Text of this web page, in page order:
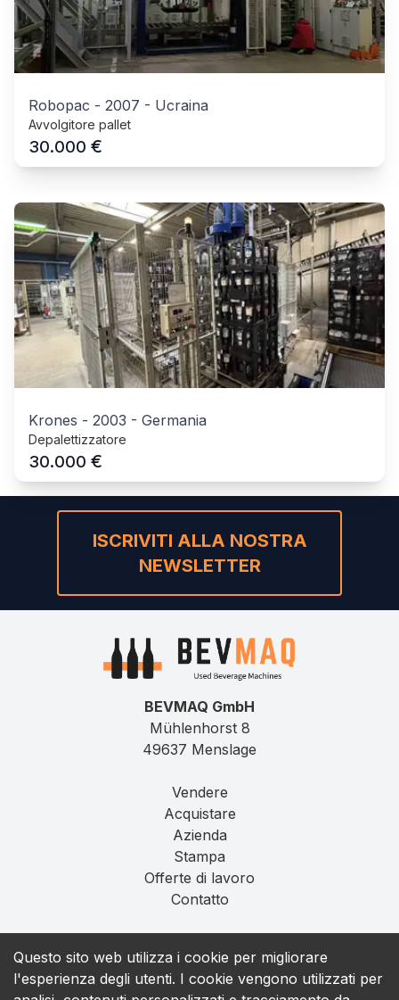
Robopac - 2007 - Ucraina
Avvolgitore pallet
30.000 €
Krones - 2003 - Germania
Depalettizzatore
30.000 €
Questo sito web utilizza i cookie per migliorare
l'esperienza degli utenti. I cookie vengono utilizzati per
ISCRIVITI ALLA NOSTRA
NEWSLETTER
BEVMAQ GmbH
Mühlenhorst 8
49637 Menslage
Vendere
Acquistare
Azienda
Stampa
Offerte di lavoro
Contatto
Privacy
T&C